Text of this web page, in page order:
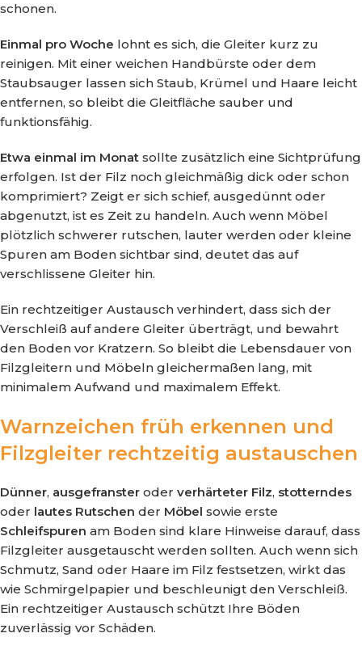
schonen.
Einmal pro Woche lohnt es sich, die Gleiter kurz zu
reinigen. Mit einer weichen Handbürste oder dem
Staubsauger lassen sich Staub, Krümel und Haare leicht
entfernen, so bleibt die Gleitfläche sauber und
funktionsfähig.
Etwa einmal im Monat sollte zusätzlich eine Sichtprüfung
erfolgen. Ist der Filz noch gleichmäßig dick oder schon
komprimiert? Zeigt er sich schief, ausgedünnt oder
abgenutzt, ist es Zeit zu handeln. Auch wenn Möbel
plötzlich schwerer rutschen, lauter werden oder kleine
Spuren am Boden sichtbar sind, deutet das auf
verschlissene Gleiter hin.
Ein rechtzeitiger Austausch verhindert, dass sich der
Verschleiß auf andere Gleiter überträgt, und bewahrt
den Boden vor Kratzern. So bleibt die Lebensdauer von
Filzgleitern und Möbeln gleichermaßen lang, mit
minimalem Aufwand und maximalem Effekt.
Warnzeichen früh erkennen und
Filzgleiter rechtzeitig austauschen
Dünner, ausgefranster oder verhärteter Filz, stotterndes
oder lautes Rutschen der Möbel sowie erste
Schleifspuren am Boden sind klare Hinweise darauf, dass
Filzgleiter ausgetauscht werden sollten. Auch wenn sich
Schmutz, Sand oder Haare im Filz festsetzen, wirkt das
wie Schmirgelpapier und beschleunigt den Verschleiß.
Ein rechtzeitiger Austausch schützt Ihre Böden
zuverlässig vor Schäden.